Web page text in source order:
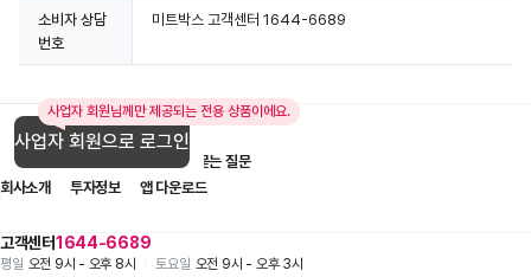
소비자 상담
번호
미트박스 고객센터 1644-6689
사업자 회원님께만 제공되는 전용 상품이에요.
사업자 회원으로 로그인
고객센터1644-6689
평일 오전 9시 - 오후 8시 토요일 오전 9시 - 오후 3시
입점 제휴 문의
자주 묻는 질문
회사소개
투자정보 앱 다운로드